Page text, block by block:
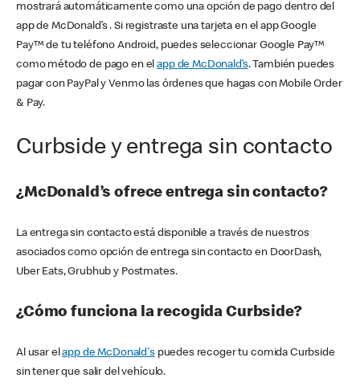
mostrará automáticamente como una opción de pago dentro del
app de McDonald’s . Si registraste una tarjeta en el app Google
Pay™ de tu teléfono Android, puedes seleccionar Google Pay™
como método de pago en elapp de McDonald’s. También puedes
pagar con PayPal y Venmo las órdenes que hagas con Mobile Order
& Pay.
Curbside y entrega sin contacto
¿McDonald’s ofrece entrega sin contacto?
La entrega sin contacto está disponible a través de nuestros
asociados como opción de entrega sin contacto en DoorDash,
Uber Eats, Grubhub y Postmates.
¿Cómo funciona la recogida Curbside?
Al usar elapp de McDonald'spuedes recoger tu comida Curbside
sin tener que salir del vehículo.